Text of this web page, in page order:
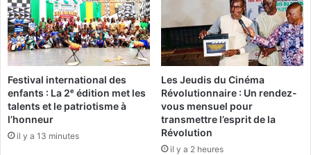
e
s
d
e
d
é
f
e
n
s
n
d
u
s
t
r
i
a
l
B
Festival international des
enfants : La 2ᵉ édition met les
talents et le patriotisme à
l’honneur
il y a 13 minutes
Les Jeudis du Cinéma
Révolutionnaire : Un rendez-
vous mensuel pour
transmettre l’esprit de la
Révolution
il y a 2 heures